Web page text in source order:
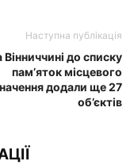
Наступна публікація
Вінниччині до списку
пам’яток місцевого
додали ще 27
об’єктів